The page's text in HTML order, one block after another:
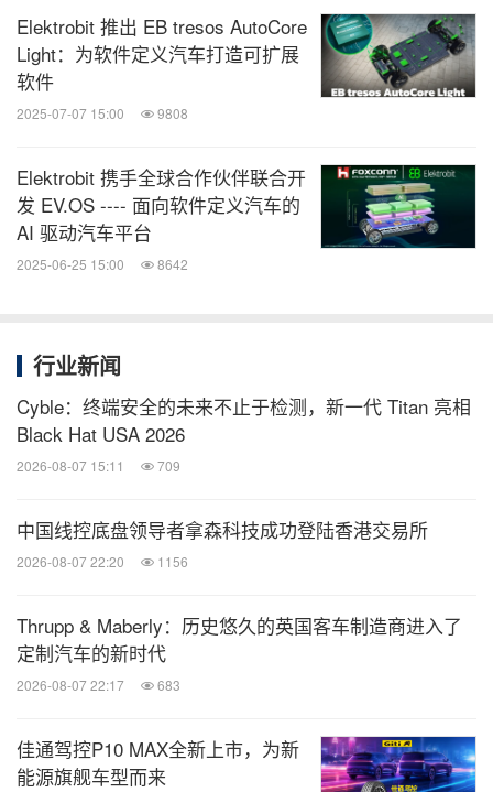
Elektrobit 推出 EB tresos AutoCore
Light：为软件定义汽车打造可扩展
软件
2025-07-07 15:00 9808
Elektrobit 携手全球合作伙伴联合开
发 EV.OS ---- 面向软件定义汽车的
AI 驱动汽车平台
2025-06-25 15:00 8642
行业新闻
Cyble：终端安全的未来不止于检测，新一代 Titan 亮相
Black Hat USA 2026
2026-08-07 15:11 709
中国线控底盘领导者拿森科技成功登陆香港交易所
2026-08-07 22:20 1156
Thrupp & Maberly：历史悠久的英国客车制造商进入了
定制汽车的新时代
2026-08-07 22:17 683
佳通驾控P10 MAX全新上市，为新
能源旗舰车型而来